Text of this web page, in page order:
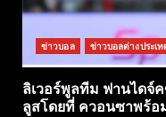
ข่าวบอล ข่าวบอลต่างประเท
ลิเวอร์พูลทีม ฟานไดจ์
ลูสโดยที่ ควอนซาพร้อ